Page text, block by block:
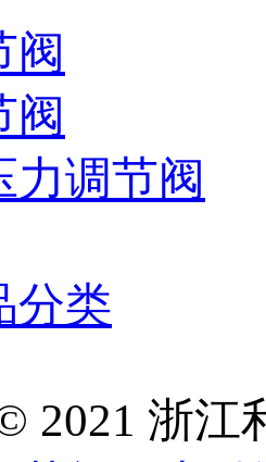
阀
阀
力调节阀
分类
2021 浙